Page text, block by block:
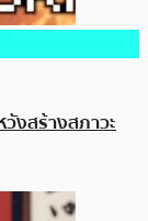
งสร้างสภาวะ